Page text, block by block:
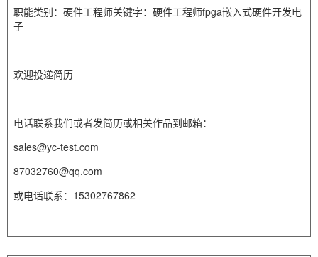
职能类别：硬件工程师关键字：硬件工程师fpga嵌入式硬件开发电
子
欢迎投递简历
电话联系我们或者发简历或相关作品到邮箱：
sales@yc-test.com
87032760@qq.com
或电话联系：15302767862